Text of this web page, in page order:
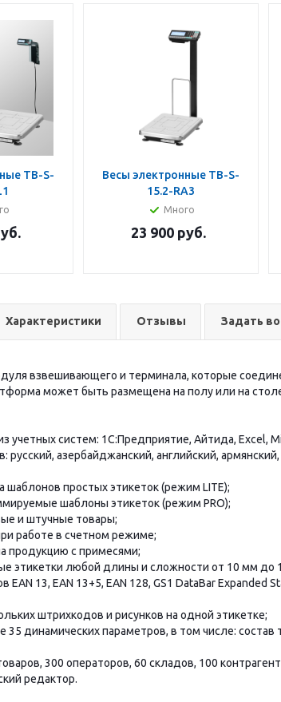
TB-S-
Весы электронные TB-S-
15.2-RA3
Много
23 900руб.
Характеристики Отзывы Задать
взвешивающего и терминала, которые
может быть размещена на полу или на
учетных систем: 1С:Предприятие, Айтида, Excel,
русский, азербайджанский, английский,
шаблонов простых этикеток (режим LITE);
шаблоны этикеток (режим PRO);
и штучные товары;
работе в счетном режиме;
продукцию с примесями;
этикетки любой длины и сложности от 10 мм до
EAN 13, EAN 13+5, EAN 128, GS1 DataBar Expanded
штрихкодов и рисунков на одной этикетке;
35 динамических параметров, в том числе:
300 операторов, 60 складов, 100
редактор.